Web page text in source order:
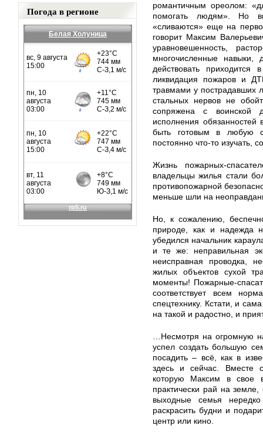
Погода в регионе
Белая Холуница
романтичным ореолом:
помогать людям». Но
«сливаются» еще на
говорит Максим
уравновешенность,
многочисленные навыки,
действовать приходится
ликвидация пожаров и
травмами у пострадавших
стальных нервов не
сопряжена с воинской
исполнения обязанностей
быть готовым в любую
постоянно что-то изучать,
Жизнь пожарных-
владельцы жилья стали
противопожарной
меньше шли на
Но, к сожалению,
природе, как и надежда
убедился начальник
и те же: неправильная
неисправная проводка,
жилых объектов сухой
моменты! Пожарные-
соответствует всем
спецтехнику. Кстати, и
на такой и радостно, и
…Несмотря на огромную
успел создать большую
посадить – всё, как в
здесь и сейчас. Вместе
которую Максим в свое
практически рай на
выходные семья
раскрасить будни и
центр или кино.